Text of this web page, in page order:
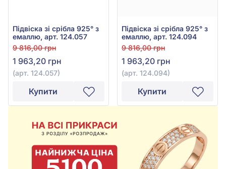
Підвіска зі срібла 925° з
емаллю, арт. 124.057
9 816,00 грн
1 963,20 грн
(арт. 124.057)
Купити
Підвіска зі срібла 925° з
емаллю, арт. 124.094
9 816,00 грн
1 963,20 грн
(арт. 124.094)
Купити